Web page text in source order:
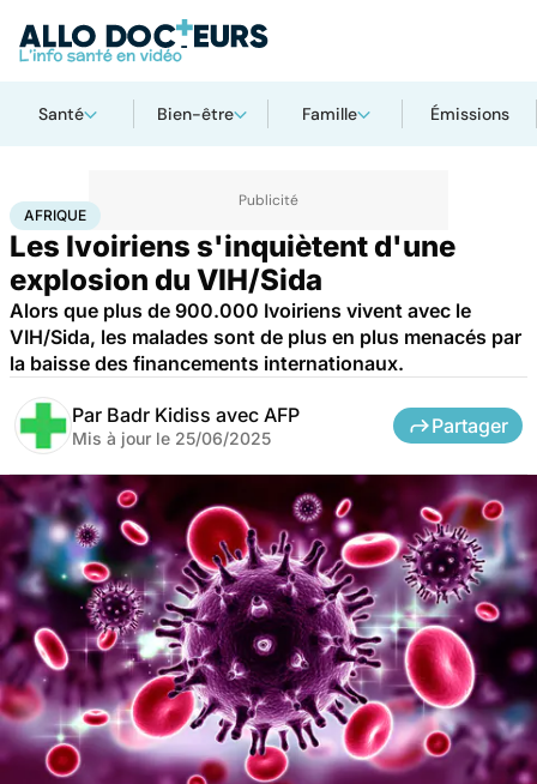
Santé Bien-être Famille Émissions
AccueilSanté Maladies infectieuses
AFRIQUE
Les Ivoiriens s'inquiètent d'une
explosion du VIH/Sida
Alors que plus de 900.000 Ivoiriens vivent avec le
VIH/Sida, les malades sont de plus en plus menacés par
la baisse des financements internationaux.
Par Badr Kidiss avec AFP
Mis à jour le 25/06/2025
Partager